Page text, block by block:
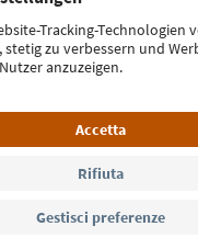
Iscriviti alla newsletter